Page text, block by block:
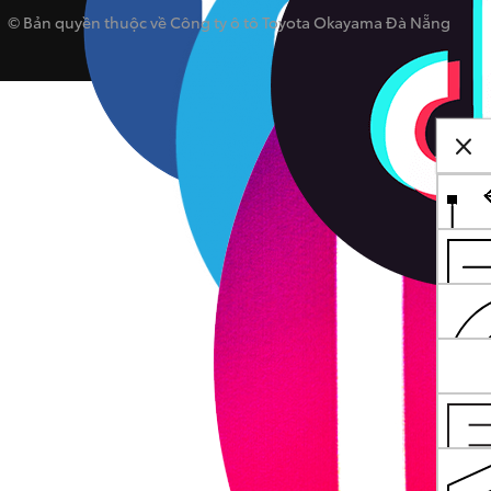
© Bản quyền thuộc về Công ty ô tô Toyota Okayama Đà Nẵng